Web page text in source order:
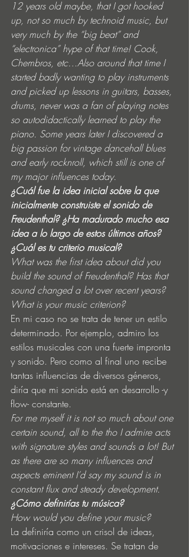
12 years old maybe, that I got hooked
up, not so much by technoid music, but
very much by the “big beat” and
“electronica” hype of that time! Cook,
Chembros, etc…Also around that time I
started badly wanting to play instruments
and picked up lessons in guitars, basses,
drums, never was a fan of playing notes
so autodidactically learned to play the
piano. Some years later I discovered a
big passion for vintage dancehall blues
and early rocknroll, which still is one of
my major influences today.
¿Cuál fue la idea inicial sobre la que
inicialmente construiste el sonido de
Freudenthal? ¿Ha madurado mucho esa
idea a lo largo de estos últimos años?
¿Cuál es tu criterio musical?
What was the first idea about did you
build the sound of Freudenthal? Has that
sound changed a lot over recent years?
What is your music criterion?
En mi caso no se trata de tener un estilo
determinado. Por ejemplo, admiro los
estilos musicales con una fuerte impronta
y sonido. Pero como al final uno recibe
tantas influencias de diversos géneros,
diría que mi sonido está en desarrollo -y
flow- constante.
For me myself it is not so much about one
certain sound, all to the tho I admire acts
with signature styles and sounds a lot! But
as there are so many influences and
aspects eminent I’d say my sound is in
constant flux and steady development.
¿Cómo definirías tu música?
How would you define your music?
La definiría como un crisol de ideas,
motivaciones e intereses. Se tratan de